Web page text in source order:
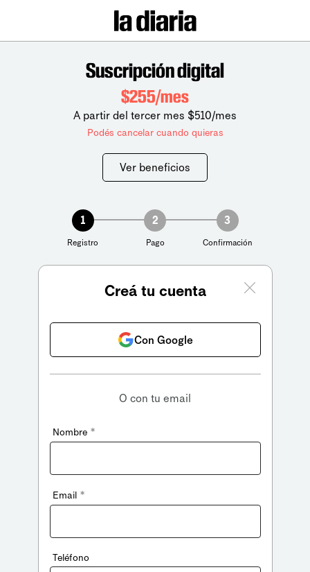
Suscripción digital
$255/mes
A partir del tercer mes $510/mes
Podés cancelar cuando quieras
Ver beneficios
1
Registro
2
Pago
3
Confirmación
Creá tu cuenta
Con Google
O con tu email
Nombre *
Email *
Teléfono